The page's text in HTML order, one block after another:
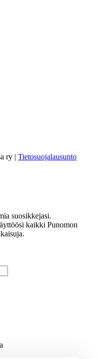
ry | Tietosuojalausunto
suosikkejasi.
kaikki Punomon